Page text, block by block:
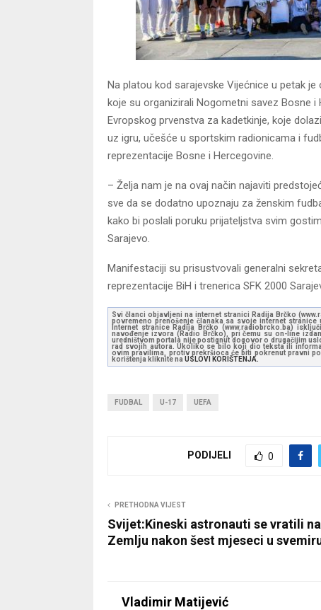
Na platou kod sarajevske Vijećnice u petak
koje su organizirali Nogometni savez Bosne i
Evropskog prvenstva za kadetkinje, koje
uz igru, učešće u sportskim radionicama i
reprezentacije Bosne i Hercegovine.
– Želja nam je na ovaj način najaviti
sve da se dodatno upoznaju za ženskim
kako bi poslali poruku prijateljstva svim
Sarajevo.
Manifestaciji su prisustvovali generalni
reprezentacije BiH i trenerica SFK 2000
Svi članci objavljeni na internet stranici Radija Brčko
povremeno prenošenje članaka sa svoje internet
Internet stranice Radija Brčko (www.radiobrcko.ba)
navođenje izvora (Radio Brčko), pri čemu su on-line
uredništvom portala nije postignut dogovor o drugačijim
rad svojih autora. Ukoliko se bilo koji dio teksta ili
ovim pravilima, protiv prekršioca će biti pokrenut pravni
korištenja kliknite na USLOVI KORIŠTENJA.
FUDBAL U-17 UEFA
PODIJELI 0
PRETHODNA VIJEST
Svijet:Kineski astronauti se vratili na
Zemlju nakon šest mjeseci u
Vladimir Matijević